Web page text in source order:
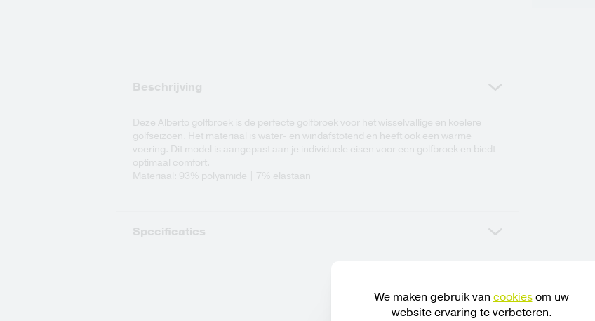
Beschrijving
Deze Alberto golfbroek is de perfecte golfbroek voor het wisselvallige en koelere
golfseizoen. Het materiaal is water- en windafstotend en heeft ook een warme
voering. Dit model is aangepast aan je individuele eisen voor een golfbroek en biedt
optimaal comfort.
Materiaal: 93% polyamide | 7% elastaan
Specificaties
We maken gebruik van cookiesom uw
website ervaring te verbeteren.